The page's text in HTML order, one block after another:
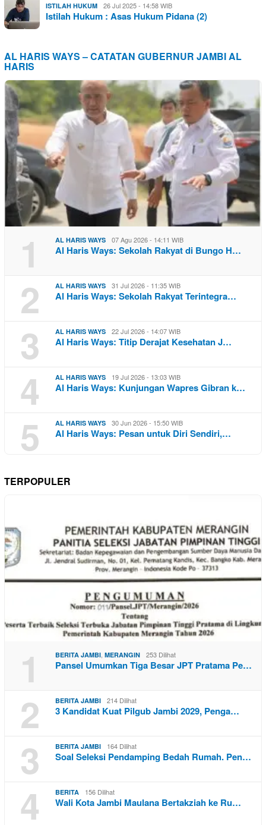
ISTILAH HUKUM 26 Jul 2025 - 14:58 WIB
Istilah Hukum : Asas Hukum Pidana (2)
AL HARIS WAYS – CATATAN GUBERNUR JAMBI AL
HARIS
1 AL HARIS WAYS 07 Agu 2026 - 14:11 WIB
Al Haris Ways: Sekolah Rakyat di Bungo H…
2 AL HARIS WAYS 31 Jul 2026 - 11:35 WIB
Al Haris Ways: Sekolah Rakyat Terintegra…
3 AL HARIS WAYS 22 Jul 2026 - 14:07 WIB
Al Haris Ways: Titip Derajat Kesehatan J…
4 AL HARIS WAYS 19 Jul 2026 - 13:03 WIB
Al Haris Ways: Kunjungan Wapres Gibran k…
5 AL HARIS WAYS 30 Jun 2026 - 15:50 WIB
Al Haris Ways: Pesan untuk Diri Sendiri,…
TERPOPULER
1 BERITA JAMBI, MERANGIN 253 Dilihat
Pansel Umumkan Tiga Besar JPT Pratama Pe…
2 BERITA JAMBI 214 Dilihat
3 Kandidat Kuat Pilgub Jambi 2029, Penga…
3 BERITA JAMBI 164 Dilihat
Soal Seleksi Pendamping Bedah Rumah. Pen…
4 BERITA 156 Dilihat
Wali Kota Jambi Maulana Bertakziah ke Ru…